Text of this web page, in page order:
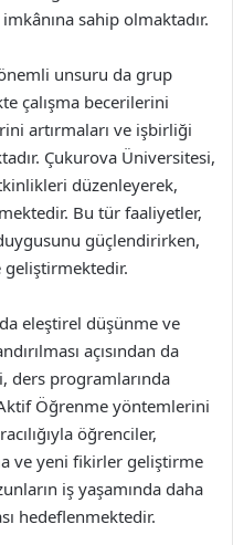
sahip olmaktadır.
unsuru da grup
çalışma becerilerini
artırmaları ve işbirliği
Çukurova Üniversitesi,
düzenleyerek,
Bu tür faaliyetler,
güçlendirirken,
eleştirel düşünme ve
açısından da
ders programlarında
Öğrenme yöntemlerini
öğrenciler,
ve yeni fikirler geliştirme
iş yaşamında daha
hedeflenmektedir.